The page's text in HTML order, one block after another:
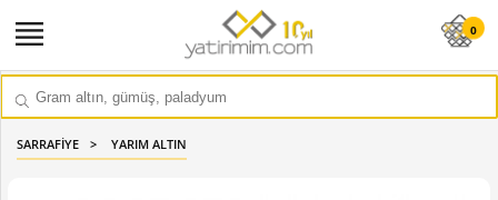
0
SARRAFİYE YARIM ALTIN